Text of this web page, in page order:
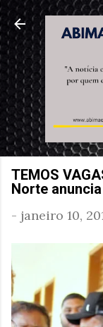
Pular
TEMOS
Norte
- janeiro 10,